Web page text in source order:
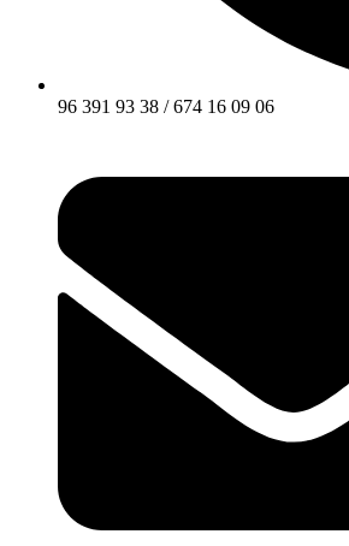
96 391 93 38 / 674 16 09 06